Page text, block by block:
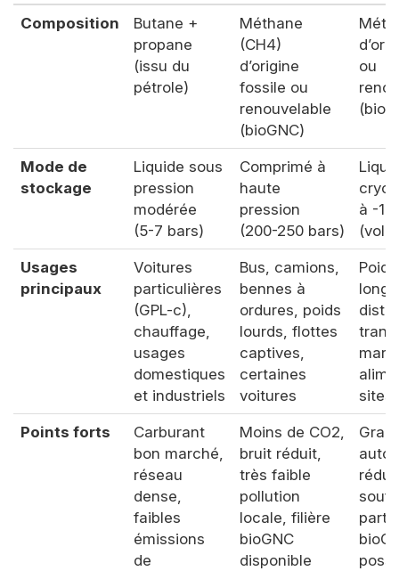
Composition
Butane +
propane
(issu du
pétrole)
Méthane
(CH4)
d’origine
fossile ou
renouvelable
(bioGNC)
ou
Mode de
stockage
Liquide sous
pression
modérée
(5-7 bars)
Comprimé à
haute
pression
(200-250 bars)
à -
Usages
principaux
Voitures
particulières
(GPL-c),
chauffage,
usages
domestiques
et industriels
Bus, camions,
bennes à
ordures, poids
lourds, flottes
captives,
certaines
voitures
sites
Points forts
Carburant
bon marché,
réseau
dense,
faibles
émissions
de
Moins de CO2,
bruit réduit,
très faible
pollution
locale, filière
bioGNC
disponible